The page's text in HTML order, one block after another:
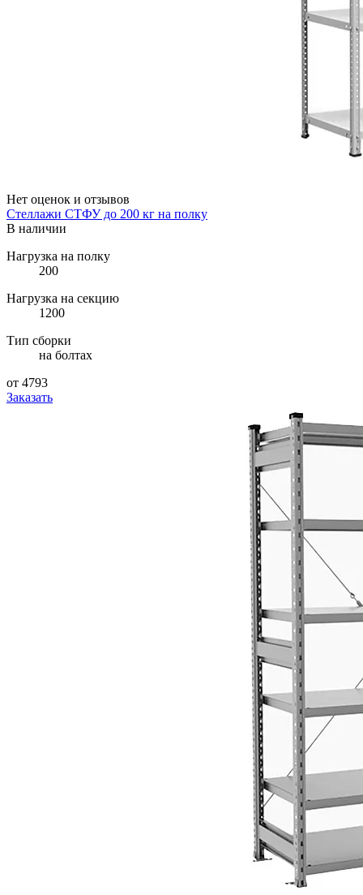
Нет оценок и отзывов
Стеллажи СТФУ до 200 кг на полку
В наличии
Нагрузка на полку
200
Нагрузка на секцию
1200
Тип сборки
на болтах
от 4793
Заказать